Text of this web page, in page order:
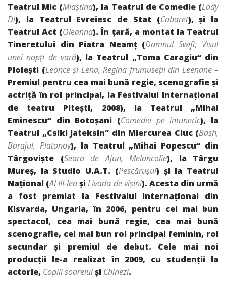
Teatrul Mic (Mlaştina), la Teatrul de Comedie (Lady
Di), la Teatrul Evreiesc de Stat (Cabaret), şi la
Teatrul Act (Oleanna). În ţară, a montat la Teatrul
Tineretului din Piatra Neamţ (Domnul Swift, Visul
unei nopţi de vară), la Teatrul „Toma Caragiu“ din
Ploieşti (Leonce şi Lena, Regina frumuseţii din Leenane –
Premiul pentru cea mai bună regie, scenografie şi
actriţă în rol principal, la Festivalul Internaţional
de teatru Piteşti, 2008), la Teatrul „Mihai
Eminescu“ din Botoşani (Comedie pe întuneric), la
Teatrul „Csiki Jateksin“ din Miercurea Ciuc (Bash,
Barajul, Platonov), la Teatrul „Mihai Popescu“ din
Târgovişte (Seara de Ajun, Melancolie), la Târgu
Mureş, la Studio U.A.T. (Pescăruşul) şi la Teatrul
Naţional (Al III-leaşiLivada de vişini). Acesta din urmă
a fost premiat la Festivalul Internaţional din
Kisvarda, Ungaria, în 2006, pentru cel mai bun
spectacol, cea mai bună regie, cea mai bună
scenografie, cel mai bun rol principal feminin, rol
secundar şi premiul de debut. Cele mai noi
producţii le-a realizat în 2009, cu studenţii la
actorie, Copiii soareluişi Chinezi.